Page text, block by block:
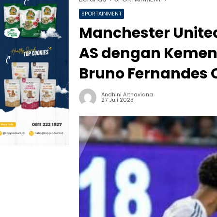
SPORTAINMENT
Manchester
AS dengan
Bruno Fernandes
Andhini Arthaviana
27 Juli 2025